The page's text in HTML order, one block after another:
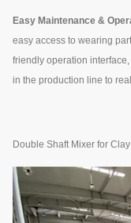
Easy Maintenance &
easy access to wearing
friendly operation
in the production line to
Double Shaft Mixer for